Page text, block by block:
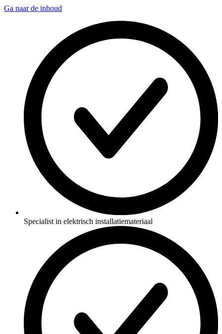
Ga naar de inhoud
Specialist in elektrisch installatiemateriaal